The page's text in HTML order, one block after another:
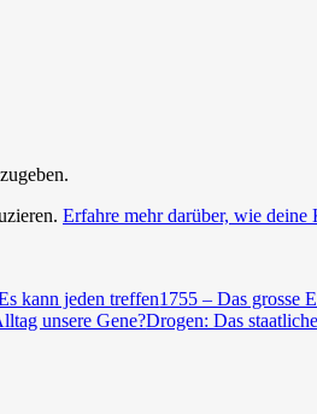
Erfahre mehr darüber, wie deine
kann jeden treffen1755 – Das grosse
unsere Gene?Drogen: Das